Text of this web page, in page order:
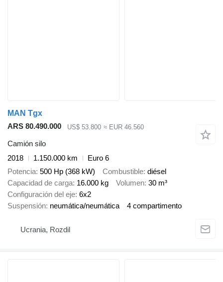
MAN Tgx
ARS 80.490.000
US$ 53.800 ≈ EUR 46.560
Camión silo
2018
1.150.000 km
Euro 6
Potencia 500 Hp (368 kW) Combustible diésel
Capacidad de carga 16.000 kg Volumen 30 m³
Configuración del eje 6x2
Suspensión neumática/neumática 4 compartimento
Ucrania, Rozdil